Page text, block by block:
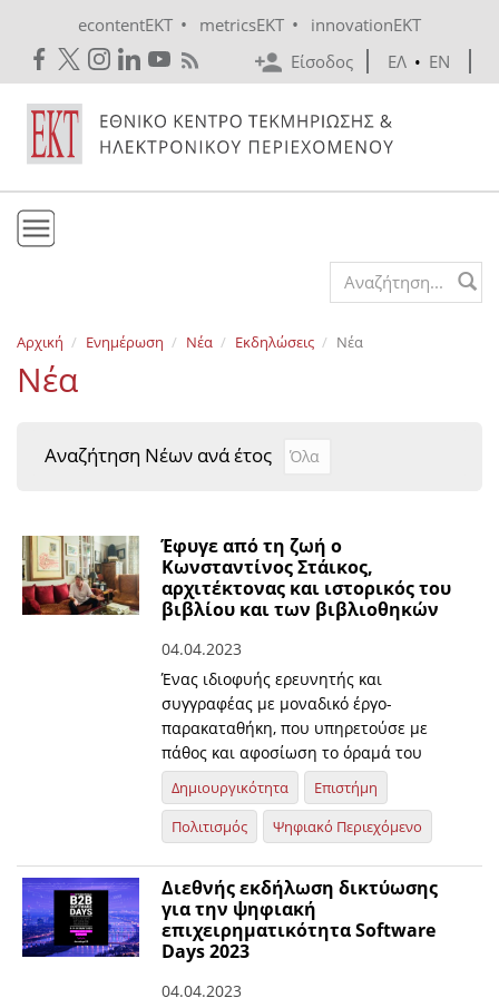
econtentEKT • metricsEKT •
innovationEKT
Είσοδος
ΕΛ • EN
Εκδόσεις
Ενημέρωση
Search form
Αρχική Ενημέρωση Νέα Εκδηλώσεις Νέα
Νέα
Αναζήτηση Νέων ανά έτος Αναζήτηση Νέων ανά
Year
Έφυγε από τη ζωή ο
Κωνσταντίνος Στάικος,
αρχιτέκτονας και ιστορικός του
βιβλίου και των βιβλιοθηκών
04.04.2023
Ένας ιδιοφυής ερευνητής και
συγγραφέας με μοναδικό έργο-
παρακαταθήκη, που υπηρετούσε με
πάθος και αφοσίωση το όραμά του
Δημιουργικότητα
Επιστήμη
Πολιτισμός
Ψηφιακό Περιεχόμενο
Διεθνής εκδήλωση δικτύωσης
για την ψηφιακή
επιχειρηματικότητα Software
Days 2023
04.04.2023